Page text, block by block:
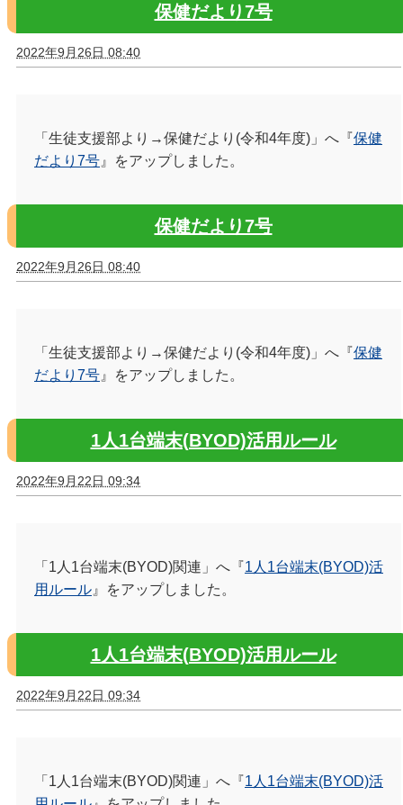
保健だより7号
2022年9月26日 08:40
「生徒支援部より→保健だより(令和4年度)」へ『保健
だより7号 』をアップしました。
保健だより7号
2022年9月26日 08:40
「生徒支援部より→保健だより(令和4年度)」へ『保健
だより7号 』をアップしました。
1人1台端末(BYOD)活用ルール
2022年9月22日 09:34
「1人1台端末(BYOD)関連」へ『1人1台端末(BYOD)活
用ルール 』をアップしました。
1人1台端末(BYOD)活用ルール
2022年9月22日 09:34
「1人1台端末(BYOD)関連」へ『1人1台端末(BYOD)活